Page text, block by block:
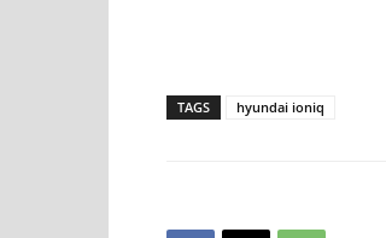
TAGS hyundai ioniq